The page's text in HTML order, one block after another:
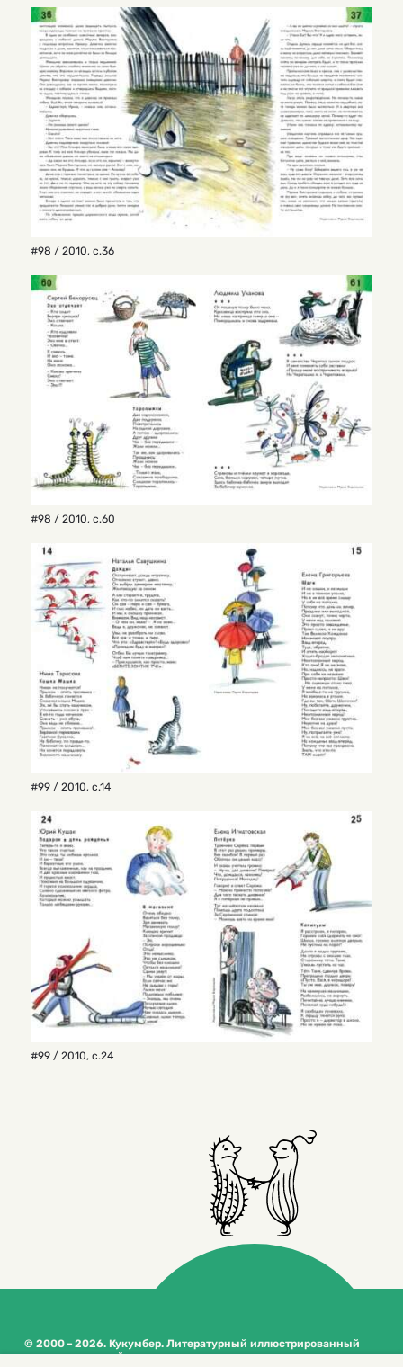
#98 / 2010, с.36
#98 / 2010, с.60
#99 / 2010, с.14
#99 / 2010, с.24
© 2000 – 2026. Кукумбер. Литературный иллюстрированный
журнал для детей